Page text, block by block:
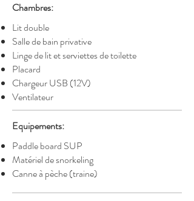
Chambres:
Lit double
Salle de bain privative
Linge de lit et serviettes de toilette
Placard
Chargeur USB (12V)
Ventilateur
Equipements:
Paddle board SUP
Matériel de snorkeling
Canne à pèche (traine)